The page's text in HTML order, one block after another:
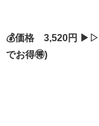
💰価格 3,520円
でお得🉐)